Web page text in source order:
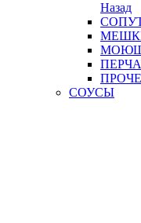
Назад
СОУСЫ